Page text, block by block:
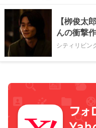
【栁俊太
んの衝撃
来にある
シティリビン